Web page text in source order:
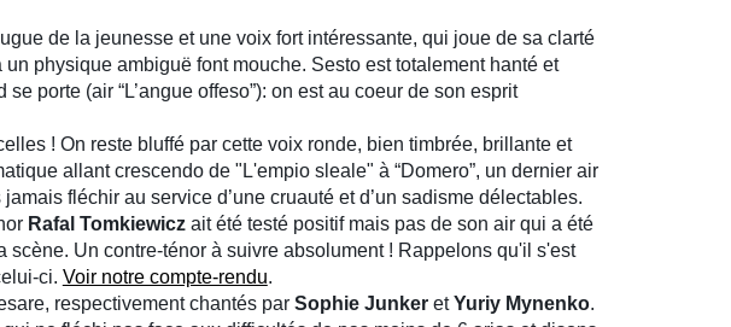
de la jeunesse et une voix fort intéressante, qui joue de sa clarté
physique ambiguë font mouche. Sesto est totalement hanté et
porte (air “L’angue offeso”): on est au coeur de son esprit
! On reste bluffé par cette voix ronde, bien timbrée, brillante et
allant crescendo de "L'empio sleale" à “Domero”, un dernier air
fléchir au service d’une cruauté et d’un sadisme délectables.
Rafal Tomkiewicz ait été testé positif mais pas de son air qui a été
scène. Un contre-ténor à suivre absolument ! Rappelons qu'il s'est
ci. Voir notre compte-rendu.
respectivement chantés par Sophie JunkeretYuriy Mynenko.